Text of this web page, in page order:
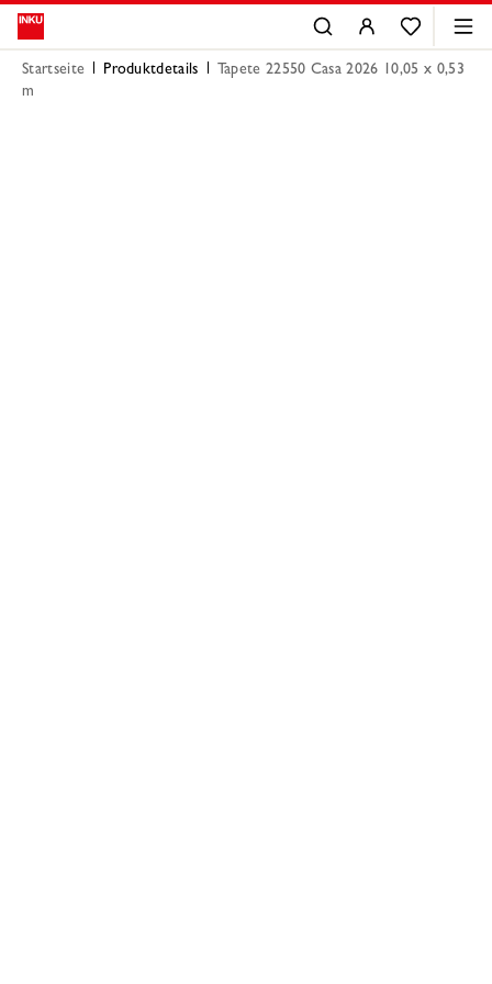
Startseite Produktdetails
Tapete 22550 Casa 2026 10,05 x 0,53
m